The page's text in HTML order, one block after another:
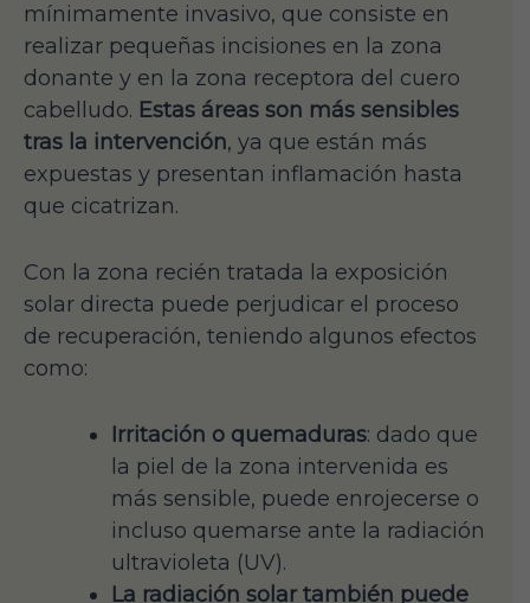
mínimamente invasivo, que consiste en
realizar pequeñas incisiones en la zona
donante y en la zona receptora del cuero
cabelludo. Estas áreas son más sensibles
tras la intervención, ya que están más
expuestas y presentan inflamación hasta
que cicatrizan.
Con la zona recién tratada la exposición
solar directa puede perjudicar el proceso
de recuperación, teniendo algunos efectos
como:
Irritación o quemaduras: dado que
la piel de la zona intervenida es
más sensible, puede enrojecerse o
incluso quemarse ante la radiación
ultravioleta (UV).
La radiación solar también puede